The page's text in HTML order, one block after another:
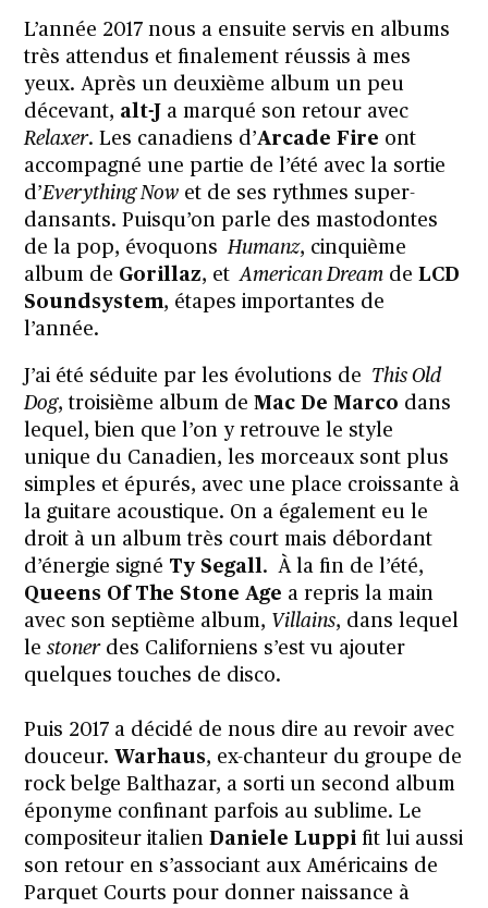
L’année 2017 nous a ensuite servis en albums
très attendus et finalement réussis à mes
yeux. Après un deuxième album un peu
décevant, alt-J a marqué son retour avec
Relaxer. Les canadiens d’Arcade Fire ont
accompagné une partie de l’été avec la sortie
d’Everything Now et de ses rythmes super-
dansants. Puisqu’on parle des mastodontes
de la pop, évoquonsHumanz, cinquième
album de Gorillaz, etAmerican Dream deLCD
Soundsystem, étapes importantes de
l’année.
J’ai été séduite par les évolutions de This Old
Dog, troisième album deMac De Marco dans
lequel, bien que l’on y retrouve le style
unique du Canadien, les morceaux sont plus
simples et épurés, avec une place croissante à
la guitare acoustique. On a également eu le
droit à un album très court mais débordant
d’énergie signé Ty Segall.À la fin de l’été,
Queens Of The Stone Age a repris la main
avec son septième album, Villains, dans lequel
lestonerdes Californiens s’est vu ajouter
quelques touches de disco.
Puis 2017 a décidé de nous dire au revoir avec
douceur. Warhaus, ex-chanteur du groupe de
rock belge Balthazar, a sorti un second album
éponyme confinant parfois au sublime. Le
compositeur italienDaniele Luppi fit lui aussi
son retour en s’associant aux Américains de
Parquet Courts pour donner naissance à